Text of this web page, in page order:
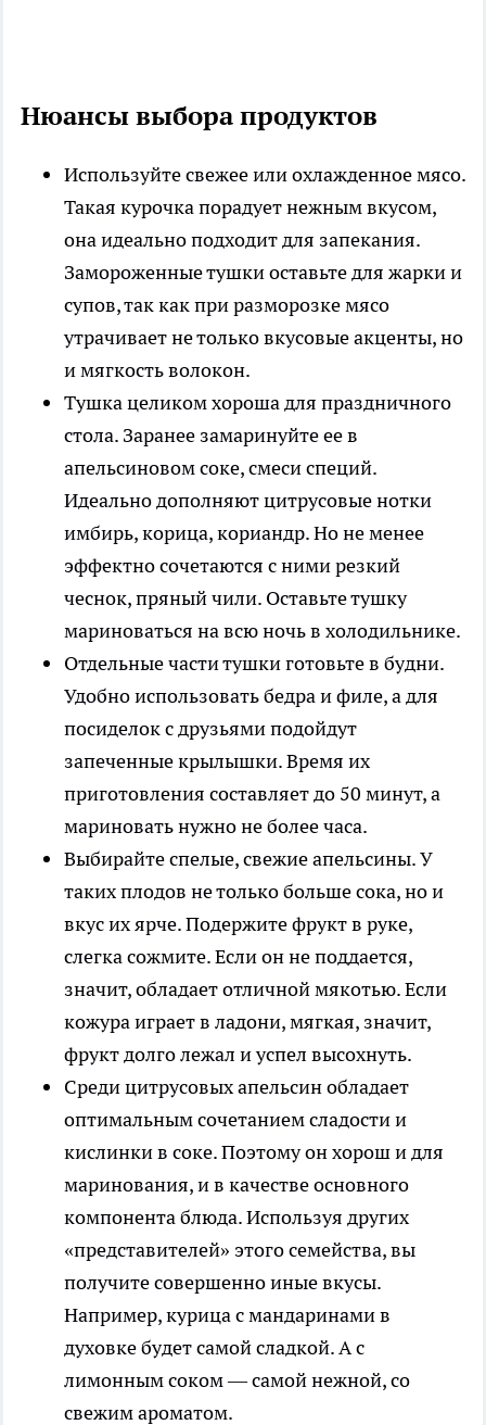
Нюансы выбора продуктов
Используйте свежее или охлажденное мясо.
Такая курочка порадует нежным вкусом,
она идеально подходит для запекания.
Замороженные тушки оставьте для жарки и
супов, так как при разморозке мясо
утрачивает не только вкусовые акценты, но
и мягкость волокон.
Тушка целиком хороша для праздничного
стола. Заранее замаринуйте ее в
апельсиновом соке, смеси специй.
Идеально дополняют цитрусовые нотки
имбирь, корица, кориандр. Но не менее
эффектно сочетаются с ними резкий
чеснок, пряный чили. Оставьте тушку
мариноваться на всю ночь в холодильнике.
Отдельные части тушки готовьте в будни.
Удобно использовать бедра и филе, а для
посиделок с друзьями подойдут
запеченные крылышки. Время их
приготовления составляет до 50 минут, а
мариновать нужно не более часа.
Выбирайте спелые, свежие апельсины. У
таких плодов не только больше сока, но и
вкус их ярче. Подержите фрукт в руке,
слегка сожмите. Если он не поддается,
значит, обладает отличной мякотью. Если
кожура играет в ладони, мягкая, значит,
фрукт долго лежал и успел высохнуть.
Среди цитрусовых апельсин обладает
оптимальным сочетанием сладости и
кислинки в соке. Поэтому он хорош и для
маринования, и в качестве основного
компонента блюда. Используя других
«представителей» этого семейства, вы
получите совершенно иные вкусы.
Например, курица с мандаринами в
духовке будет самой сладкой. А с
лимонным соком — самой нежной, со
свежим ароматом.